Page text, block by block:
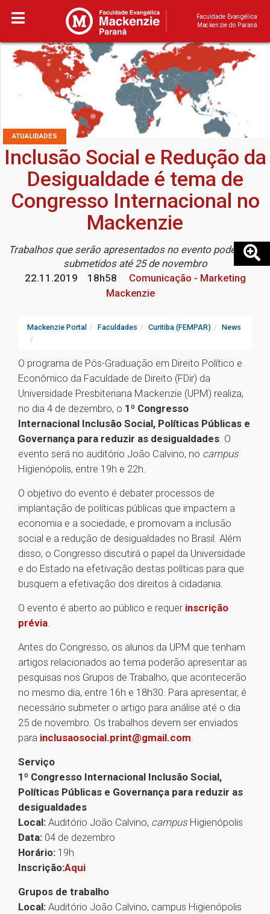
Faculdade Evangélica
Mackenzie do Paraná
ATUALIDADES
Inclusão Social e Redução da
Desigualdade é tema de
Congresso Internacional no
Mackenzie
Trabalhos que serão apresentados no evento podem ser
submetidos até 25 de novembro
22.11.2019
18h58
Comunicação - Marketing
Mackenzie
Mackenzie Portal Faculdades Curitiba (FEMPAR) News
O programa de Pós-Graduação em Direito Político e
Econômico da Faculdade de Direito (FDir) da
Universidade Presbiteriana Mackenzie (UPM) realiza,
no dia 4 de dezembro, o 1º Congresso
Internacional Inclusão Social, Políticas Públicas e
Governança para reduzir as desigualdades. O
evento será no auditório João Calvino, no campus
Higienópolis, entre 19h e 22h.
O objetivo do evento é debater processos de
implantação de políticas públicas que impactem a
economia e a sociedade, e promovam a inclusão
social e a redução de desigualdades no Brasil. Além
disso, o Congresso discutirá o papel da Universidade
e do Estado na efetivação destas políticas para que
busquem a efetivação dos direitos à cidadania.
O evento é aberto ao público e requer inscrição
prévia.
Antes do Congresso, os alunos da UPM que tenham
artigos relacionados ao tema poderão apresentar as
pesquisas nos Grupos de Trabalho, que acontecerão
no mesmo dia, entre 16h e 18h30. Para apresentar, é
necessário submeter o artigo para análise até o dia
25 de novembro. Os trabalhos devem ser enviados
para inclusaosocial.print@gmail.com.
Serviço
1º Congresso Internacional Inclusão Social,
Políticas Públicas e Governança para reduzir as
desigualdades
Local: Auditório João Calvino, campus Higienópolis
Data: 04 de dezembro
Horário: 19h
Inscrição:Aqui
Grupos de trabalho
Local: Auditório João Calvino, campus Higienópolis